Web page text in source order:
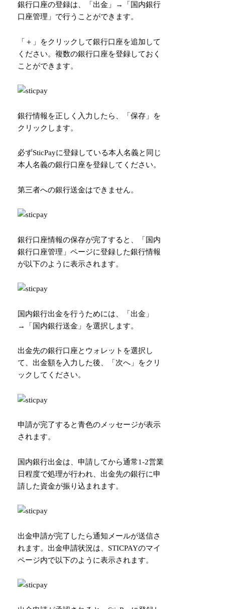
銀行口座の登録は、「出金」→「国内銀行
口座管理」で行うことができます。
「＋」をクリックして銀行口座を追加して
ください。複数の銀行口座を登録しておく
ことができます。
銀行情報を正しく入力したら、「保存」を
クリックします。
必ずSticPayに登録している本人名義と同じ
本人名義の銀行口座を登録してください。
第三者への銀行送金はできません。
銀行口座情報の保存が完了すると、「国内
銀行口座管理」ページに登録した銀行情報
が以下のように表示されます。
国内銀行出金を行うためには、「出金」
→「国内銀行送金」を選択します。
出金先の銀行口座とウォレットを選択し
て、出金額を入力した後、「次へ」をクリ
ックしてください。
申請が完了すると青色のメッセージが表示
されます。
国内銀行出金は、申請してから通常1-2営業
日程度で処理が行われ、出金先の銀行に申
請した資金が振り込まれます。
出金申請が完了したら通知メールが送信さ
れます。出金申請状況は、STICPAYのマイ
ページ内で以下のように表示されます。